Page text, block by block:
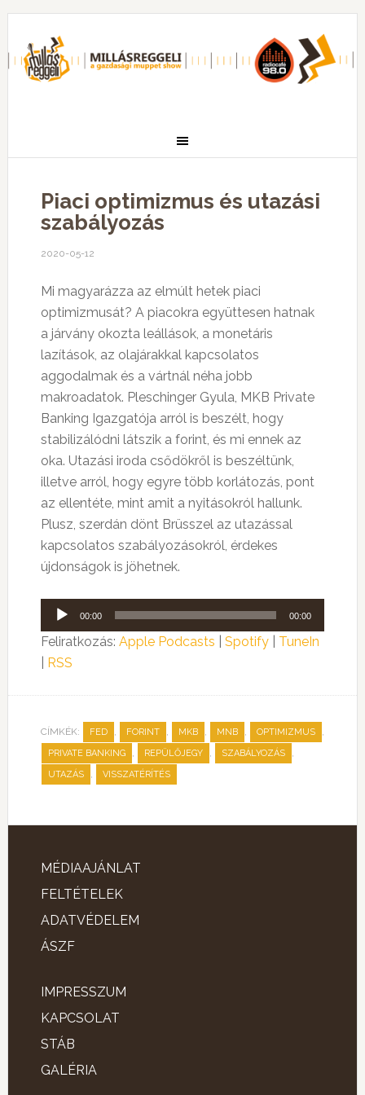
Piaci optimizmus és utazási
szabályozás
2020-05-12
Mi magyarázza az elmúlt hetek piaci
optimizmusát? A piacokra együttesen hatnak
a járvány okozta leállások, a monetáris
lazítások, az olajárakkal kapcsolatos
aggodalmak és a vártnál néha jobb
makroadatok. Pleschinger Gyula, MKB Private
Banking Igazgatója arról is beszélt, hogy
stabilizálódni látszik a forint, és mi ennek az
oka. Utazási iroda csődökről is beszéltünk,
illetve arról, hogy egyre több korlátozás, pont
az ellentéte, mint amit a nyitásokról hallunk.
Plusz, szerdán dönt Brüsszel az utazással
kapcsolatos szabályozásokról, érdekes
újdonságok is jöhetnek.
Audió
lejátszó
00:00 00:00
Feliratkozás: Apple Podcasts Spotify| TuneIn
RSS
CÍMKÉK: FED , FORINT , MKB , MNB , OPTIMIZMUS ,
PRIVATE BANKING , REPÜLŐJEGY , SZABÁLYOZÁS ,
UTAZÁS , VISSZATÉRÍTÉS
MÉDIAAJÁNLAT
FELTÉTELEK
ADATVÉDELEM
ÁSZF
IMPRESSZUM
KAPCSOLAT
STÁB
GALÉRIA